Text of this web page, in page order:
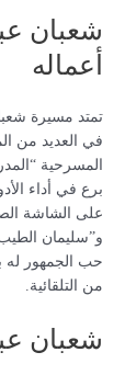
شعبان
أعماله
تمتد مسيرة
في العديد من
المسرحية
برع في أداء
على الشاشة
و”سليمان
حب الجمهور له
من التلقائية.
شعبان